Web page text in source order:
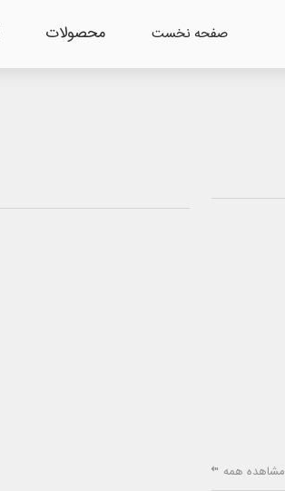
صفحه نخست محصولات
مشاهده همه